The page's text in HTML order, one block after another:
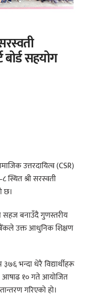
बोर्ड सहयोग
उत्तरदायित्व (CSR)
स्थित श्री सरस्वती
छ।
सहज बनाउँदै गुणस्तरीय
बैंकले उक्त आधुनिक शिक्षण
भन्दा धेरै विद्यार्थीहरू
आषाढ १० गते आयोजित
गरिएको हो।